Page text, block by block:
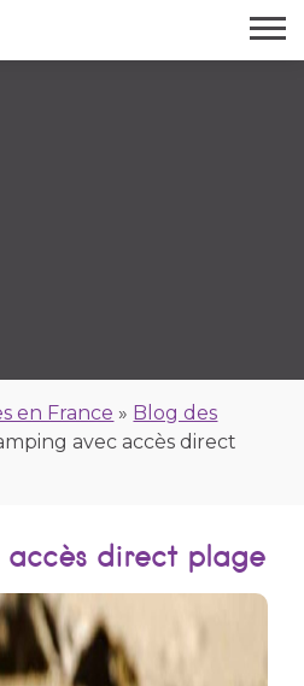
en France » Blog des
avec accès direct
accès direct plage